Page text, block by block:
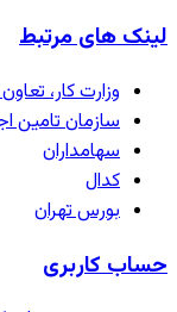
لینک های مرتبط
وزارت کار،
سازمان تامین
سهامداران
کدال
بورس تهران
حساب کاربری